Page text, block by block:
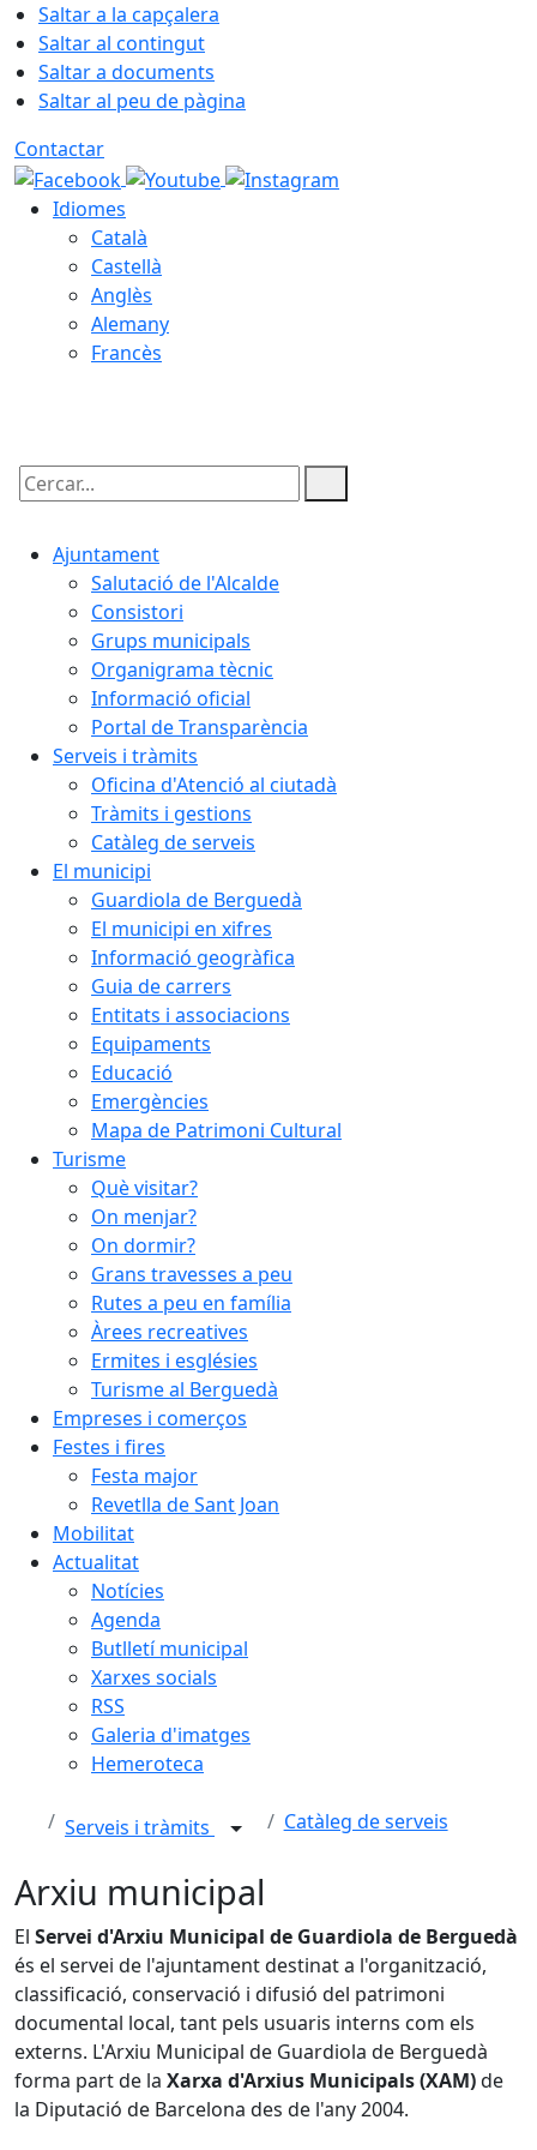
Saltar a la capçalera
Saltar al contingut
Saltar a documents
Saltar al peu de pàgina
Contactar
Idiomes
Català
Castellà
Anglès
Alemany
Francès
Cercar:
Ajuntament
Salutació de l'Alcalde
Consistori
Grups municipals
Organigrama tècnic
Informació oficial
Portal de Transparència
Serveis i tràmits
Oficina d'Atenció al ciutadà
Tràmits i gestions
Catàleg de serveis
El municipi
Guardiola de Berguedà
El municipi en xifres
Informació geogràfica
Guia de carrers
Entitats i associacions
Equipaments
Educació
Emergències
Mapa de Patrimoni Cultural
Turisme
Què visitar?
On menjar?
On dormir?
Grans travesses a peu
Rutes a peu en família
Àrees recreatives
Ermites i esglésies
Turisme al Berguedà
Empreses i comerços
Festes i fires
Festa major
Revetlla de Sant Joan
Mobilitat
Actualitat
Notícies
Agenda
Butlletí municipal
Xarxes socials
RSS
Galeria d'imatges
Hemeroteca
Serveis i tràmits Catàleg de serveis
Arxiu municipal
El Servei d'Arxiu Municipal de Guardiola de Berguedà
és el servei de l'ajuntament destinat a l'organització,
classificació, conservació i difusió del patrimoni
documental local, tant pels usuaris interns com els
externs. L'Arxiu Municipal de Guardiola de Berguedà
forma part de la Xarxa d'Arxius Municipals (XAM)de
la Diputació de Barcelona des de l'any 2004.